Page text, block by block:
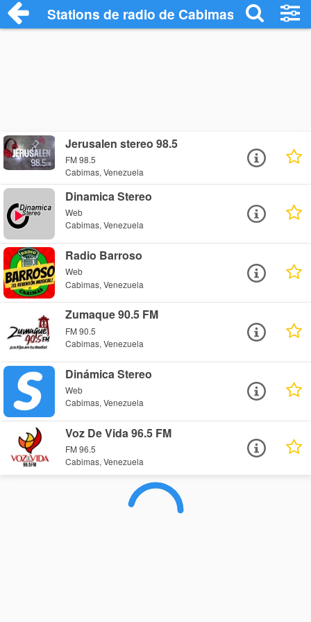
Stations de radio de Cabimas
Jerusalen stereo 98.5
FM 98.5
Cabimas, Venezuela
Dinamica Stereo
Web
Cabimas, Venezuela
Radio Barroso
Web
Cabimas, Venezuela
Zumaque 90.5 FM
FM 90.5
Cabimas, Venezuela
Dinámica Stereo
Web
Cabimas, Venezuela
Voz De Vida 96.5 FM
FM 96.5
Cabimas, Venezuela